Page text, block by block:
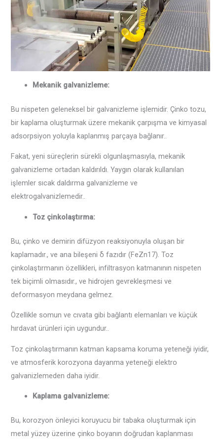
Mekanik galvanizleme:
Bu nispeten geleneksel bir galvanizleme işlemidir. Çinko tozu,
bir kaplama oluşturmak üzere mekanik çarpışma ve kimyasal
adsorpsiyon yoluyla kaplanmış parçaya bağlanır..
Fakat, yeni süreçlerin sürekli olgunlaşmasıyla, mekanik
galvanizleme ortadan kaldırıldı. Yaygın olarak kullanılan
işlemler sıcak daldırma galvanizleme ve
elektrogalvanizlemedir..
Toz çinkolaştırma:
Bu, çinko ve demirin difüzyon reaksiyonuyla oluşan bir
kaplamadır., ve ana bileşeni δ fazıdır (FeZn17). Toz
çinkolaştırmanın özellikleri, infiltrasyon katmanının nispeten
tek biçimli olmasıdır., ve hidrojen gevrekleşmesi ve
deformasyon meydana gelmez.
Özellikle somun ve cıvata gibi bağlantı elemanları ve küçük
hırdavat ürünleri için uygundur..
Toz çinkolaştırmanın katman kapsama koruma yeteneği iyidir,
ve atmosferik korozyona dayanma yeteneği elektro
galvanizlemeden daha iyidir.
Kaplama galvanizleme‌:
Bu, korozyon önleyici koruyucu bir tabaka oluşturmak için
metal yüzey üzerine çinko boyanın doğrudan kaplanması